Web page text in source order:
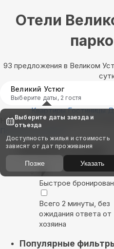
Отели
93 предложения в Великом
Великий Устюг
Выберите даты, 2 гостя
Квартиры Гостиницы
Найдём, где остановиться в
Показать на карте
Выбирайте лучшее
Быстрое
Всего 2 минуты, без
ожидания ответа от
хозяина
Популярные
Выберите даты заезда и
отъезда
Доступность жилья и стоимость
зависят от дат проживания
Позже Указать